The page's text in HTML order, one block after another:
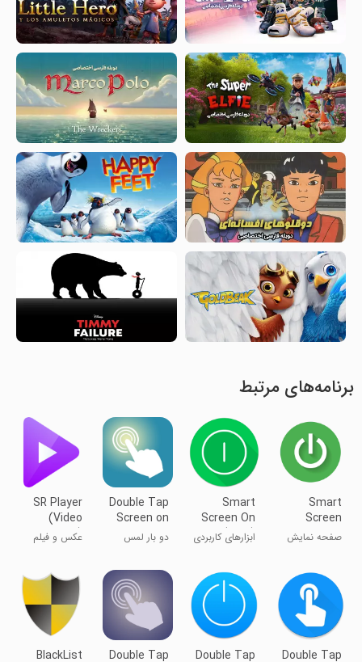
برنامه‌های مرتبط
Smart
Screen
On/Off
صفحه نمایش
Smart
Screen On
Off (New)
ابزارهای کاربردی
Double Tap
Screen on
and off
دو بار لمس
روشن و
خاموش کردن
SR Player
(Video
Player)
عکس و فیلم
Double Tap
Double Tap
Double Tap
BlackList